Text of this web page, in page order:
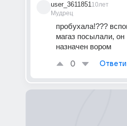
user_3611851
Мудрец
10лет
пробухала!???
магаз посылали, он
назначен вором
0